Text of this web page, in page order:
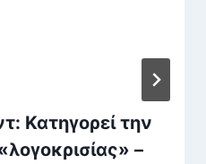
Κατηγορεί την
–